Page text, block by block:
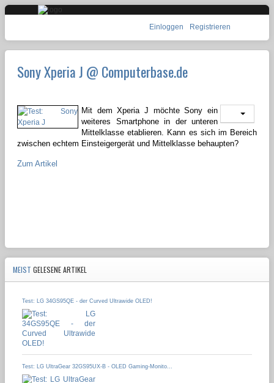
Einloggen Registrieren
Sony Xperia J @ Computerbase.de
Mit dem Xperia J möchte Sony ein
weiteres Smartphone in der unteren
Mittelklasse etablieren. Kann es sich im Bereich
zwischen echtem Einsteigergerät und Mittelklasse behaupten?
Zum Artikel
MEIST GELESENE ARTIKEL
Test: LG 34GS95QE - der Curved Ultrawide OLED!
Test: LG UltraGear 32GS95UX-B - OLED Gaming-Monito...